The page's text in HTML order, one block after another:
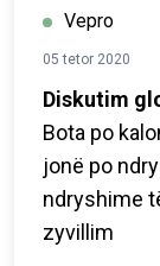
Vepro
05 tetor 2020
Diskutim
Bota po
jonë po
ndryshime
zyvillim